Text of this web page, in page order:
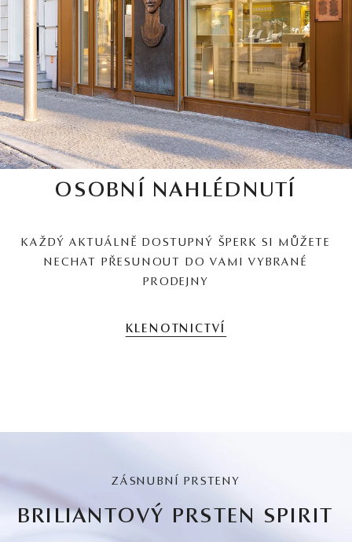
OSOBNÍ NAHLÉDNUTÍ
KAŽDÝ AKTUÁLNĚ DOSTUPNÝ ŠPERK SI MŮŽETE
NECHAT PŘESUNOUT DO VAMI VYBRANÉ
PRODEJNY
KLENOTNICTVÍ
ZÁSNUBNÍ PRSTENY
BRILIANTOVÝ PRSTEN SPIRIT